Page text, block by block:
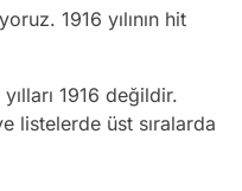
1916 yılının hit
yılları 1916 değildir.
listelerde üst sıralarda